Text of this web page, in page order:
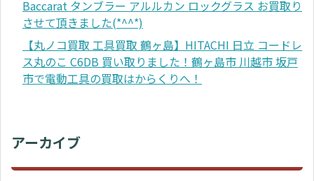
Baccarat タンブラー アルルカン ロックグラス お買取り
させて頂きました(*^^*)
【丸ノコ買取 工具買取 鶴ヶ島】HITACHI 日立 コードレ
ス丸のこ C6DB 買い取りました！鶴ヶ島市 川越市 坂戸
市で電動工具の買取はからくりへ！
アーカイブ